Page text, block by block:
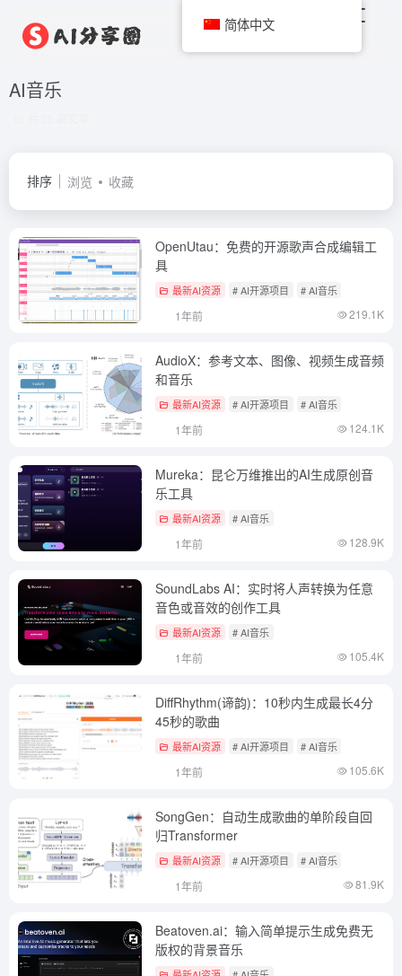
AI音乐
排序 浏览 收藏
OpenUtau：免费的开源歌声合成编辑工
具
最新AI资源 # AI开源项目 # AI音乐
1年前 219.1K
AudioX：参考文本、图像、视频生成音频
和音乐
最新AI资源 # AI开源项目 # AI音乐
1年前 124.1K
Mureka：昆仑万维推出的AI生成原创音
乐工具
最新AI资源 # AI音乐
1年前 128.9K
SoundLabs AI：实时将人声转换为任意
音色或音效的创作工具
最新AI资源 # AI音乐
1年前 105.4K
DiffRhythm(谛韵)：10秒内生成最长4分
45秒的歌曲
最新AI资源 # AI开源项目 # AI音乐
1年前 105.6K
SongGen：自动生成歌曲的单阶段自回
归Transformer
最新AI资源 # AI开源项目 # AI音乐
1年前 81.9K
Beatoven.ai：输入简单提示生成免费无
版权的背景音乐
简体中文